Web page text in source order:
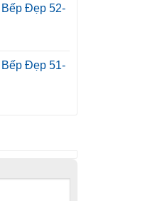
Đẹp 52-
Đẹp 51-